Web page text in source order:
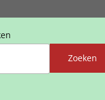
Zoeken